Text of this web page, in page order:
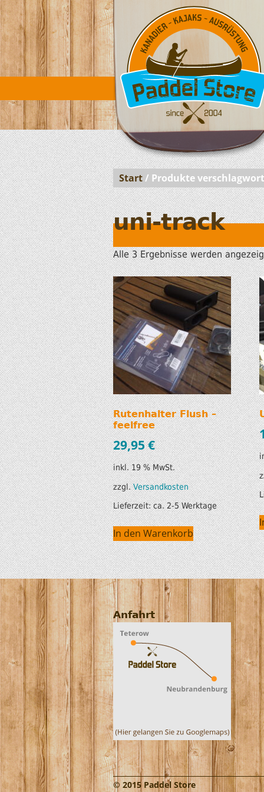
Start/ Produkte
uni-track
Alle 3 Ergebnisse werden
Rutenhalter Flush –
feelfree
29,95€
inkl. 19 % MwSt.
zzgl.Versandkosten
Lieferzeit:ca. 2-5 Werktage
In den Warenkorb
Anfahrt
© 2015 Paddel Store